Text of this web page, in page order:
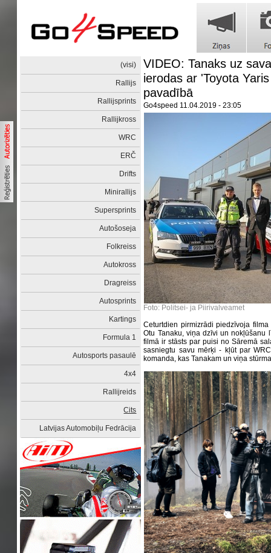
(visi)
Rallijs
Rallijsprints
Rallijkross
WRC
ERČ
Drifts
Minirallijs
Supersprints
Autošoseja
Folkreiss
Autokross
Dragreiss
Autosprints
Kartings
Formula 1
Autosports pasaulē
4x4
Rallijreids
Cits
Latvijas Automobiļu Fedrācija
VIDEO: Tanaks uz
ierodas ar 'Toyota
pavadībā
Go4speed 11.04.2019 - 23:05
Foto: Politsei- ja Piirivalveamet
Ceturtdien pirmizrādi piedzīvoja
Otu Tanaku, viņa dzīvi un nokļūšanu
filmā ir stāsts par puisi no Sāremā
sasniegtu savu mērķi - kļūt par
komanda, kas Tanakam un viņa